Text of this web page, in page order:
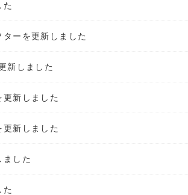
ーを更新しました
新しました
新しました
新しました
した